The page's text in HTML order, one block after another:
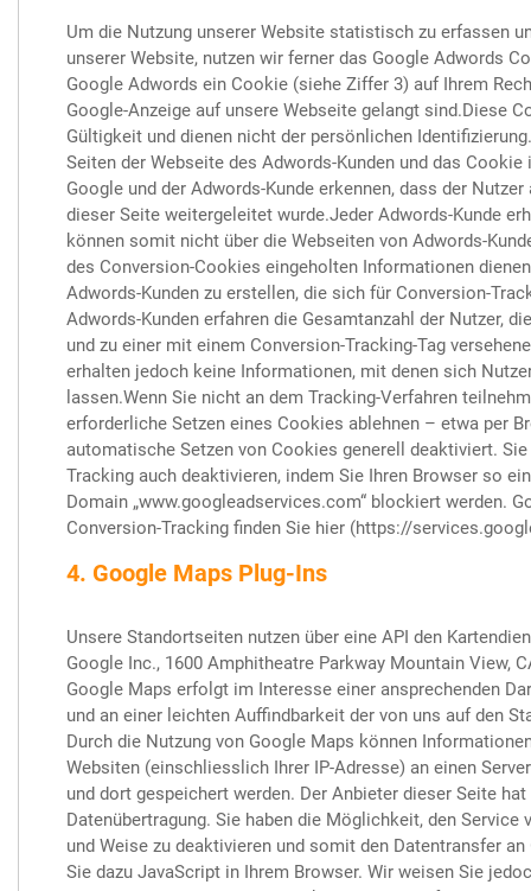
Um die Nutzung unserer Website statistisch zu erfassen
unserer Website, nutzen wir ferner das Google Adwords
Google Adwords ein Cookie (siehe Ziffer 3) auf Ihrem
Google-Anzeige auf unsere Webseite gelangt sind.Diese
Gültigkeit und dienen nicht der persönlichen
Seiten der Webseite des Adwords-Kunden und das
Google und der Adwords-Kunde erkennen, dass der
dieser Seite weitergeleitet wurde.Jeder Adwords-Kunde
können somit nicht über die Webseiten von Adwords-
des Conversion-Cookies eingeholten Informationen
Adwords-Kunden zu erstellen, die sich für Conversion-
Adwords-Kunden erfahren die Gesamtanzahl der Nutzer,
und zu einer mit einem Conversion-Tracking-Tag
erhalten jedoch keine Informationen, mit denen sich
lassen.Wenn Sie nicht an dem Tracking-Verfahren
erforderliche Setzen eines Cookies ablehnen – etwa per
automatische Setzen von Cookies generell deaktiviert.
Tracking auch deaktivieren, indem Sie Ihren Browser so
Domain „www.googleadservices.com“ blockiert werden.
Conversion-Tracking finden Sie hier (https://
4. Google Maps Plug-Ins
Unsere Standortseiten nutzen über eine API den
Google Inc., 1600 Amphitheatre Parkway Mountain View,
Google Maps erfolgt im Interesse einer ansprechenden
und an einer leichten Auffindbarkeit der von uns auf den
Durch die Nutzung von Google Maps können
Websiten (einschliesslich Ihrer IP-Adresse) an einen
und dort gespeichert werden. Der Anbieter dieser Seite
Datenübertragung. Sie haben die Möglichkeit, den
und Weise zu deaktivieren und somit den Datentransfer
Sie dazu JavaScript in Ihrem Browser. Wir weisen Sie